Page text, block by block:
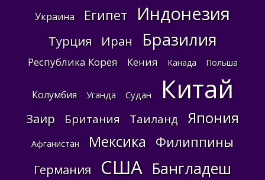
Украина Египет Индонезия
Турция Иран Бразилия
Республика Корея Кения Канада Польша
Колумбия Уганда Судан Китай
Заир Британия Таиланд Япония
Афганистан Мексика Филиппины
Германия США Бангладеш